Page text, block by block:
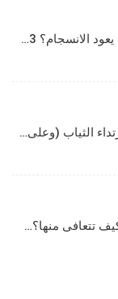
الانسجام؟ 3…
الثياب (وعلى…
تتعافى منها؟…